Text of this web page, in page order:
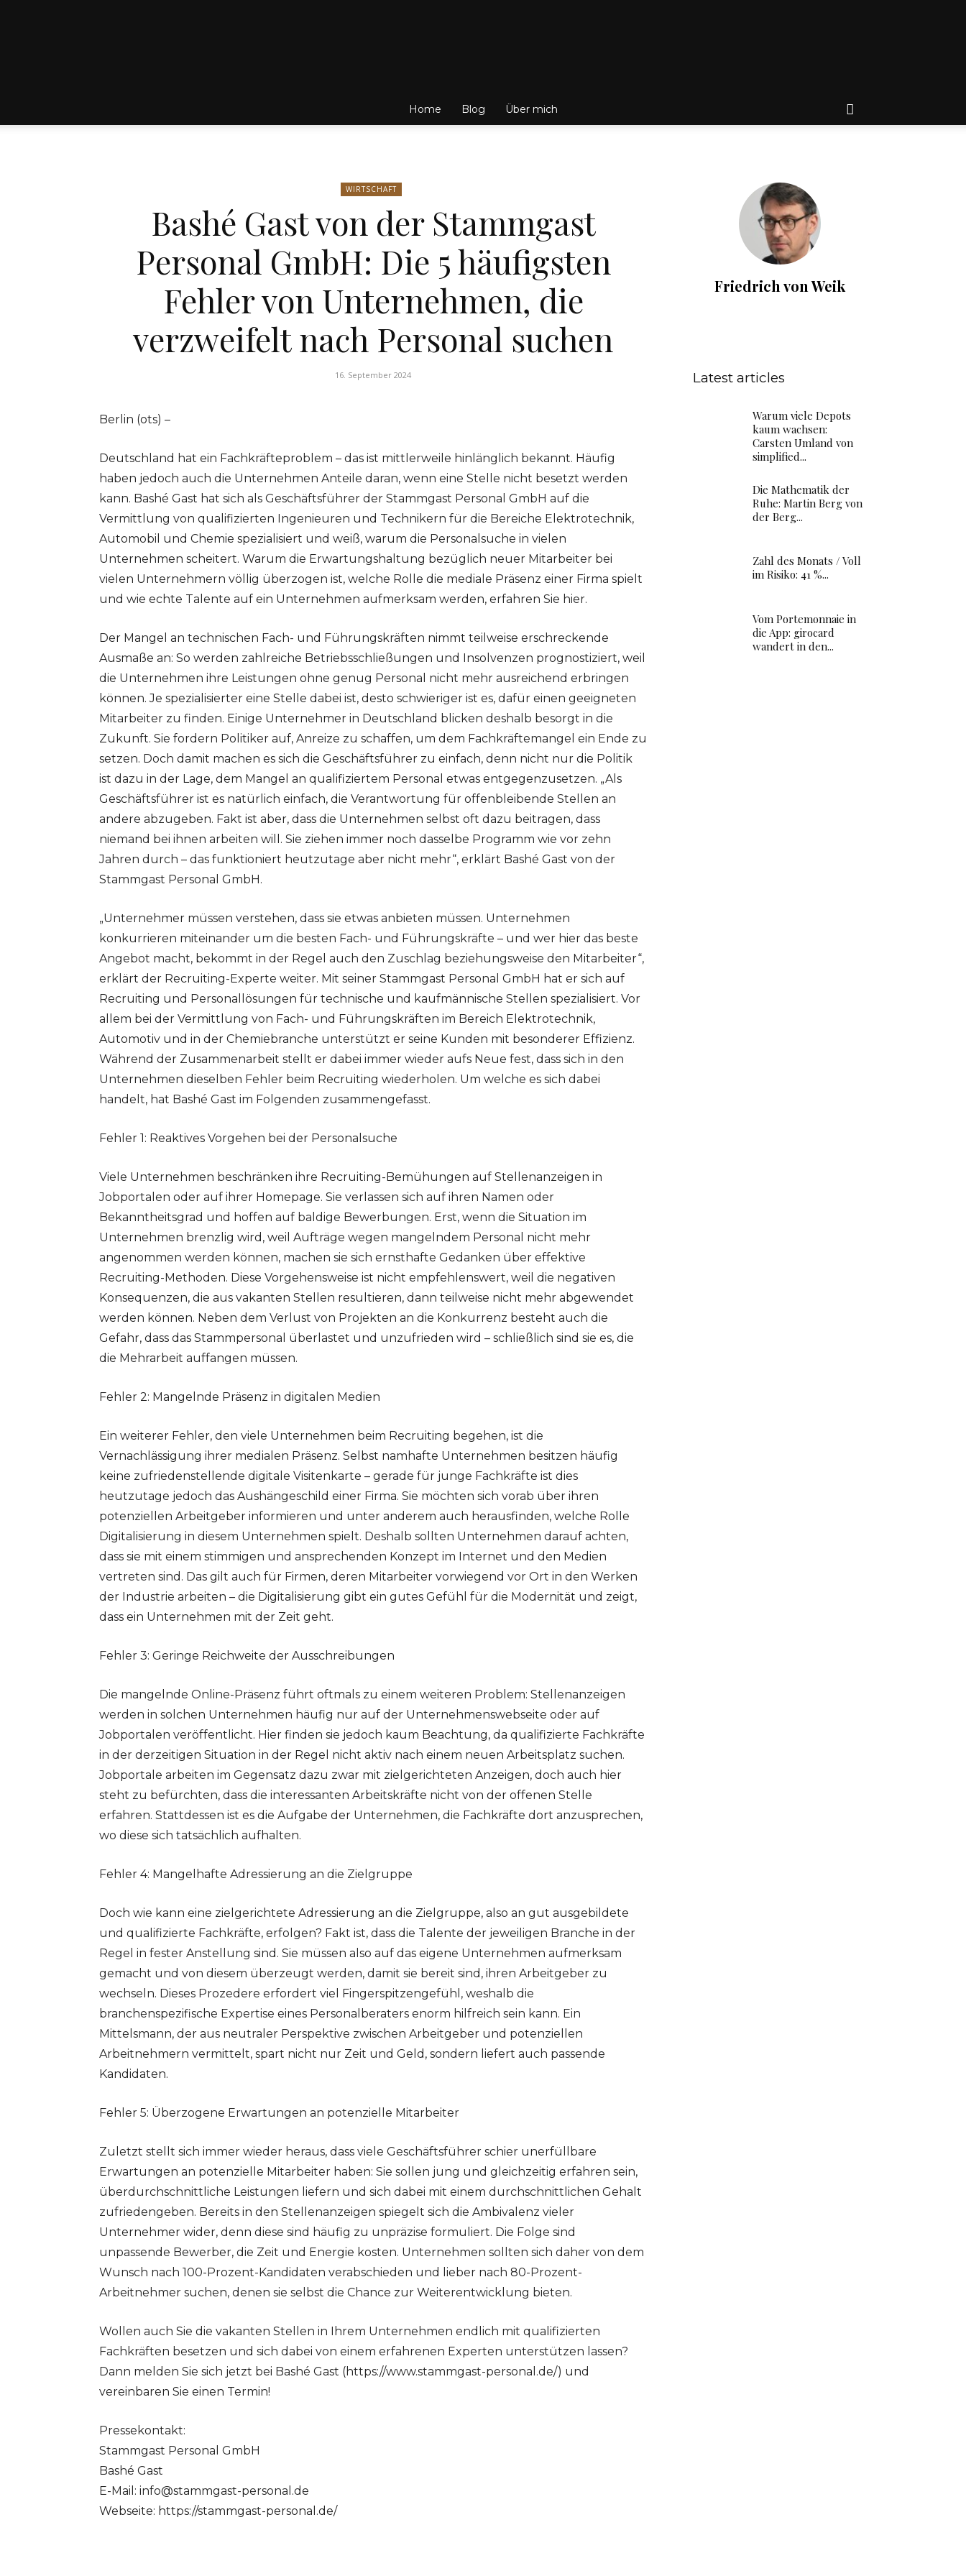
Home Blog Über mich
WIRTSCHAFT
Bashé Gast von der Stammgast
Personal GmbH: Die 5 häufigsten
Fehler von Unternehmen, die
verzweifelt nach Personal suchen
16. September 2024
Berlin (ots) –
Deutschland hat ein Fachkräfteproblem – das ist mittlerweile hinlänglich bekannt. Häufig
haben jedoch auch die Unternehmen Anteile daran, wenn eine Stelle nicht besetzt werden
kann. Bashé Gast hat sich als Geschäftsführer der Stammgast Personal GmbH auf die
Vermittlung von qualifizierten Ingenieuren und Technikern für die Bereiche Elektrotechnik,
Automobil und Chemie spezialisiert und weiß, warum die Personalsuche in vielen
Unternehmen scheitert. Warum die Erwartungshaltung bezüglich neuer Mitarbeiter bei
vielen Unternehmern völlig überzogen ist, welche Rolle die mediale Präsenz einer Firma spielt
und wie echte Talente auf ein Unternehmen aufmerksam werden, erfahren Sie hier.
Der Mangel an technischen Fach- und Führungskräften nimmt teilweise erschreckende
Ausmaße an: So werden zahlreiche Betriebsschließungen und Insolvenzen prognostiziert, weil
die Unternehmen ihre Leistungen ohne genug Personal nicht mehr ausreichend erbringen
können. Je spezialisierter eine Stelle dabei ist, desto schwieriger ist es, dafür einen geeigneten
Mitarbeiter zu finden. Einige Unternehmer in Deutschland blicken deshalb besorgt in die
Zukunft. Sie fordern Politiker auf, Anreize zu schaffen, um dem Fachkräftemangel ein Ende zu
setzen. Doch damit machen es sich die Geschäftsführer zu einfach, denn nicht nur die Politik
ist dazu in der Lage, dem Mangel an qualifiziertem Personal etwas entgegenzusetzen. „Als
Geschäftsführer ist es natürlich einfach, die Verantwortung für offenbleibende Stellen an
andere abzugeben. Fakt ist aber, dass die Unternehmen selbst oft dazu beitragen, dass
niemand bei ihnen arbeiten will. Sie ziehen immer noch dasselbe Programm wie vor zehn
Jahren durch – das funktioniert heutzutage aber nicht mehr“, erklärt Bashé Gast von der
Stammgast Personal GmbH.
„Unternehmer müssen verstehen, dass sie etwas anbieten müssen. Unternehmen
konkurrieren miteinander um die besten Fach- und Führungskräfte – und wer hier das beste
Angebot macht, bekommt in der Regel auch den Zuschlag beziehungsweise den Mitarbeiter“,
erklärt der Recruiting-Experte weiter. Mit seiner Stammgast Personal GmbH hat er sich auf
Recruiting und Personallösungen für technische und kaufmännische Stellen spezialisiert. Vor
allem bei der Vermittlung von Fach- und Führungskräften im Bereich Elektrotechnik,
Automotiv und in der Chemiebranche unterstützt er seine Kunden mit besonderer Effizienz.
Während der Zusammenarbeit stellt er dabei immer wieder aufs Neue fest, dass sich in den
Unternehmen dieselben Fehler beim Recruiting wiederholen. Um welche es sich dabei
handelt, hat Bashé Gast im Folgenden zusammengefasst.
Fehler 1: Reaktives Vorgehen bei der Personalsuche
Viele Unternehmen beschränken ihre Recruiting-Bemühungen auf Stellenanzeigen in
Jobportalen oder auf ihrer Homepage. Sie verlassen sich auf ihren Namen oder
Bekanntheitsgrad und hoffen auf baldige Bewerbungen. Erst, wenn die Situation im
Unternehmen brenzlig wird, weil Aufträge wegen mangelndem Personal nicht mehr
angenommen werden können, machen sie sich ernsthafte Gedanken über effektive
Recruiting-Methoden. Diese Vorgehensweise ist nicht empfehlenswert, weil die negativen
Konsequenzen, die aus vakanten Stellen resultieren, dann teilweise nicht mehr abgewendet
werden können. Neben dem Verlust von Projekten an die Konkurrenz besteht auch die
Gefahr, dass das Stammpersonal überlastet und unzufrieden wird – schließlich sind sie es, die
die Mehrarbeit auffangen müssen.
Fehler 2: Mangelnde Präsenz in digitalen Medien
Ein weiterer Fehler, den viele Unternehmen beim Recruiting begehen, ist die
Vernachlässigung ihrer medialen Präsenz. Selbst namhafte Unternehmen besitzen häufig
keine zufriedenstellende digitale Visitenkarte – gerade für junge Fachkräfte ist dies
heutzutage jedoch das Aushängeschild einer Firma. Sie möchten sich vorab über ihren
potenziellen Arbeitgeber informieren und unter anderem auch herausfinden, welche Rolle
Digitalisierung in diesem Unternehmen spielt. Deshalb sollten Unternehmen darauf achten,
dass sie mit einem stimmigen und ansprechenden Konzept im Internet und den Medien
vertreten sind. Das gilt auch für Firmen, deren Mitarbeiter vorwiegend vor Ort in den Werken
der Industrie arbeiten – die Digitalisierung gibt ein gutes Gefühl für die Modernität und zeigt,
dass ein Unternehmen mit der Zeit geht.
Fehler 3: Geringe Reichweite der Ausschreibungen
Die mangelnde Online-Präsenz führt oftmals zu einem weiteren Problem: Stellenanzeigen
werden in solchen Unternehmen häufig nur auf der Unternehmenswebseite oder auf
Jobportalen veröffentlicht. Hier finden sie jedoch kaum Beachtung, da qualifizierte Fachkräfte
in der derzeitigen Situation in der Regel nicht aktiv nach einem neuen Arbeitsplatz suchen.
Jobportale arbeiten im Gegensatz dazu zwar mit zielgerichteten Anzeigen, doch auch hier
steht zu befürchten, dass die interessanten Arbeitskräfte nicht von der offenen Stelle
erfahren. Stattdessen ist es die Aufgabe der Unternehmen, die Fachkräfte dort anzusprechen,
wo diese sich tatsächlich aufhalten.
Fehler 4: Mangelhafte Adressierung an die Zielgruppe
Doch wie kann eine zielgerichtete Adressierung an die Zielgruppe, also an gut ausgebildete
und qualifizierte Fachkräfte, erfolgen? Fakt ist, dass die Talente der jeweiligen Branche in der
Regel in fester Anstellung sind. Sie müssen also auf das eigene Unternehmen aufmerksam
gemacht und von diesem überzeugt werden, damit sie bereit sind, ihren Arbeitgeber zu
wechseln. Dieses Prozedere erfordert viel Fingerspitzengefühl, weshalb die
branchenspezifische Expertise eines Personalberaters enorm hilfreich sein kann. Ein
Mittelsmann, der aus neutraler Perspektive zwischen Arbeitgeber und potenziellen
Arbeitnehmern vermittelt, spart nicht nur Zeit und Geld, sondern liefert auch passende
Kandidaten.
Fehler 5: Überzogene Erwartungen an potenzielle Mitarbeiter
Zuletzt stellt sich immer wieder heraus, dass viele Geschäftsführer schier unerfüllbare
Erwartungen an potenzielle Mitarbeiter haben: Sie sollen jung und gleichzeitig erfahren sein,
überdurchschnittliche Leistungen liefern und sich dabei mit einem durchschnittlichen Gehalt
zufriedengeben. Bereits in den Stellenanzeigen spiegelt sich die Ambivalenz vieler
Unternehmer wider, denn diese sind häufig zu unpräzise formuliert. Die Folge sind
unpassende Bewerber, die Zeit und Energie kosten. Unternehmen sollten sich daher von dem
Wunsch nach 100-Prozent-Kandidaten verabschieden und lieber nach 80-Prozent-
Arbeitnehmer suchen, denen sie selbst die Chance zur Weiterentwicklung bieten.
Wollen auch Sie die vakanten Stellen in Ihrem Unternehmen endlich mit qualifizierten
Fachkräften besetzen und sich dabei von einem erfahrenen Experten unterstützen lassen?
Dann melden Sie sich jetzt bei Bashé Gast (https://www.stammgast-personal.de/) und
vereinbaren Sie einen Termin!
Pressekontakt:
Stammgast Personal GmbH
Bashé Gast
E-Mail: info@stammgast-personal.de
Webseite: https://stammgast-personal.de/
Friedrich von Weik
Latest articles
Warum viele Depots
kaum wachsen:
Carsten Umland von
simplified...
Die Mathematik der
Ruhe: Martin Berg von
der Berg...
Zahl des Monats / Voll
im Risiko: 41 %...
Vom Portemonnaie in
die App: girocard
wandert in den...